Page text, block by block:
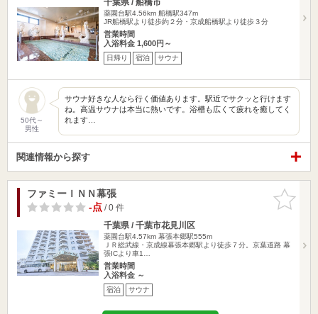
薬園台駅4.56km 船橋駅347m
JR船橋駅より徒歩約２分・京成船橋駅より徒歩３分
営業時間
入浴料金 1,600円～
日帰り 宿泊 サウナ
50代～
男性
サウナ好きな人なら行く価値あります。駅近でサクッと行けます
ね。高温サウナは本当に熱いです。浴槽も広くて疲れを癒してく
れます…
関連情報から探す
お気に入
りに追加
ファミーＩＮＮ幕張
-点/ 0 件
千葉県 / 千葉市花見川区
薬園台駅4.57km 幕張本郷駅555m
ＪＲ総武線・京成線幕張本郷駅より徒歩７分。京葉道路 幕
張ICより車1…
営業時間
入浴料金 ～
宿泊 サウナ